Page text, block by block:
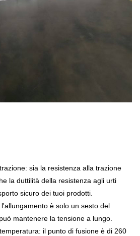
sia la resistenza alla trazione
la duttilità della resistenza agli urti
sicuro dei tuoi prodotti.
è solo un sesto del
mantenere la tensione a lungo.
il punto di fusione è di 260